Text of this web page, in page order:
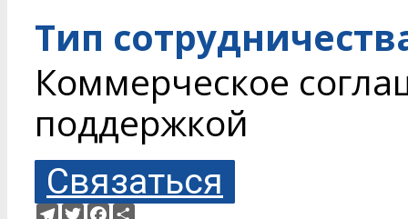
Тип
Коммерческое
поддержкой
Связаться
Telegram
TwitterFacebook